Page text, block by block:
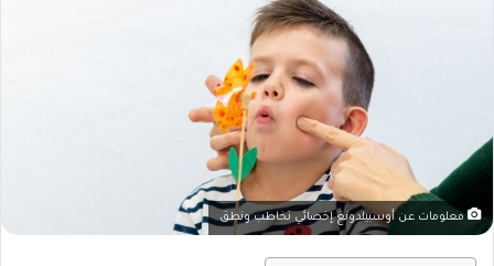
معلومات عن أوسبيلدونغ إخصائي تخاطب ونطق